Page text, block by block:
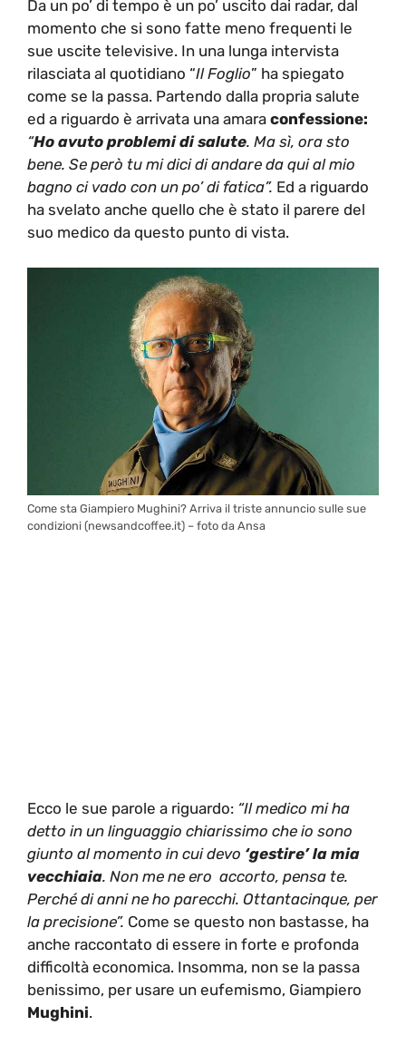
Da un po’ di tempo è un po’ uscito dai radar, dal
momento che si sono fatte meno frequenti le
sue uscite televisive. In una lunga intervista
rilasciata al quotidiano “Il Foglio” ha spiegato
come se la passa. Partendo dalla propria salute
ed a riguardo è arrivata una amara confessione:
“Ho avuto problemi di salute. Ma sì, ora sto
bene. Se però tu mi dici di andare da qui al mio
bagno ci vado con un po’ di fatica”. Ed a riguardo
ha svelato anche quello che è stato il parere del
suo medico da questo punto di vista.
Come sta Giampiero Mughini? Arriva il triste annuncio sulle sue
condizioni (newsandcoffee.it) – foto da Ansa
Ecco le sue parole a riguardo: “Il medico mi ha
detto in un linguaggio chiarissimo che io sono
giunto al momento in cui devo ‘gestire’ la mia
vecchiaia. Non me ne ero accorto, pensa te.
Perché di anni ne ho parecchi. Ottantacinque, per
la precisione”. Come se questo non bastasse, ha
anche raccontato di essere in forte e profonda
difficoltà economica. Insomma, non se la passa
benissimo, per usare un eufemismo, Giampiero
Mughini.